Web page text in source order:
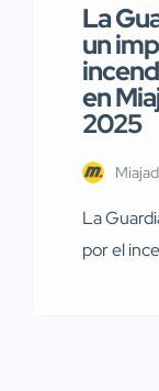
La
un
en
2025
La
por el
Servicio